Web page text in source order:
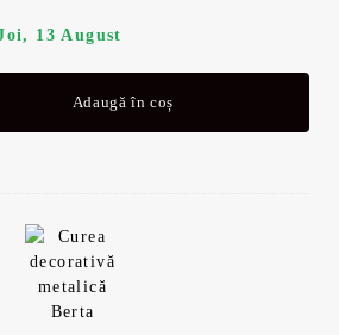
13 August
Adaugă în coș